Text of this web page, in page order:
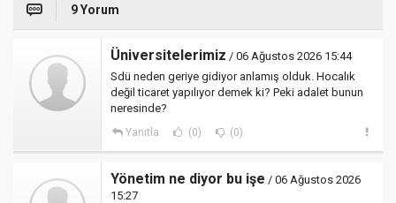
9 Yorum
Üniversitelerimiz / 06 Ağustos 2026 15:44
Sdü neden geriye gidiyor anlamış olduk. Hocalık
değil ticaret yapılıyor demek ki? Peki adalet bunun
neresinde?
Yanıtla (0) (0)
Yönetim ne diyor bu işe / 06 Ağustos 2026
15:27